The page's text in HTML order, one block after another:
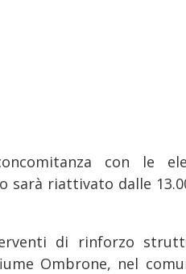
con le
sarà riattivato dalle
di rinforzo
Ombrone, nel